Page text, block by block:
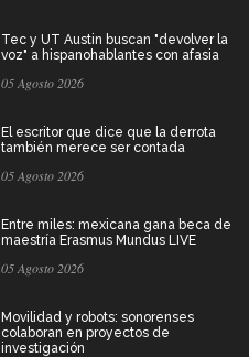
Tec y UT Austin buscan "devolver la
voz" a hispanohablantes con afasia
05 Agosto 2026
El escritor que dice que la derrota
también merece ser contada
05 Agosto 2026
Entre miles: mexicana gana beca de
maestría Erasmus Mundus LIVE
05 Agosto 2026
Movilidad y robots: sonorenses
colaboran en proyectos de
investigación